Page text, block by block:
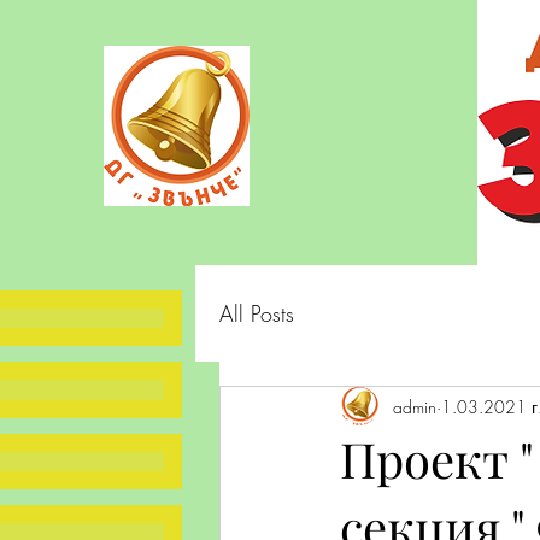
All Posts
Проект
секция
admin 1.03.2021 г.